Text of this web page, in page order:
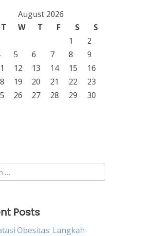
August 2026
T W T F S
S
1
2
5 6 7 8
9
12 13 14 15
16
19 20 21 22
23
26 27 28 29
30
Posts
Obesitas: Langkah-